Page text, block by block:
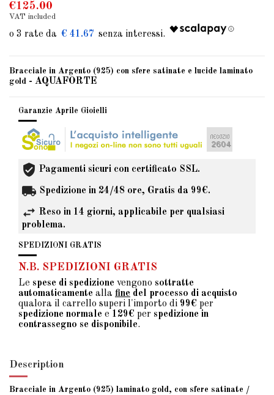
€125.00
VAT included
€ 41.67
Bracciale in Argento (925) con sfere satinate e lucide laminato
gold - AQUAFORTE
Garanzie Aprile Gioielli
Pagamenti sicuri con certificato SSL.
Spedizione in 24/48 ore, Gratis da 99€.
Reso in 14 giorni, applicabile per qualsiasi
problema.
SPEDIZIONI GRATIS
N.B. SPEDIZIONI GRATIS
Le spese di spedizione vengono sottratte
automaticamente alla fine del processo di acquisto
qualora il carrello superi l'importo di 99€ per
spedizione normale e 129€ per spedizione in
contrassegno se disponibile.
Description
Bracciale in Argento (925) laminato gold, con sfere satinate /